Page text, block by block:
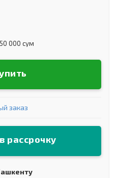
000 сум
заказ
рассрочку